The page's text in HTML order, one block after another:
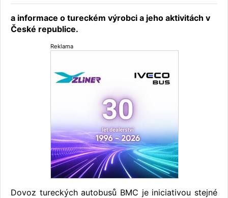
a informace o tureckém výrobci a jeho aktivitách v
České republice.
Reklama
Dovoz tureckých autobusů BMC je iniciativou stejné